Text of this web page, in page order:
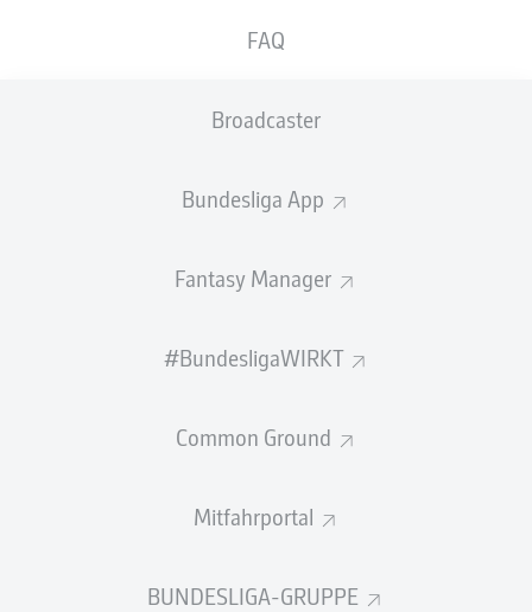
FAQ
Broadcaster
Bundesliga App
Fantasy Manager
#BundesligaWIRKT
Common Ground
Mitfahrportal
BUNDESLIGA-GRUPPE
und darüber hinaus aus unserer weiteren Region
zu verpflichten, waren wir uns alle schnell einig, diese
Zusammenarbeit hinsichtlich dieses Transfers und freuen
Marvin Pieringer begann seine Karriere in der Jugend
des SSV Reutlingen 05 wechselte. Dort schaffte es der
Mannschaft (Oberliga Baden-Württemberg). Ein halbes
Freiburg anschloss, die zu dieser Zeit in der Regionalliga